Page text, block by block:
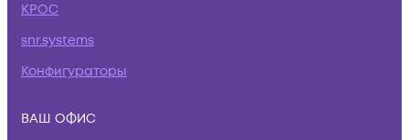
КРОС
snr.systems
Конфигураторы
ВАШ ОФИС